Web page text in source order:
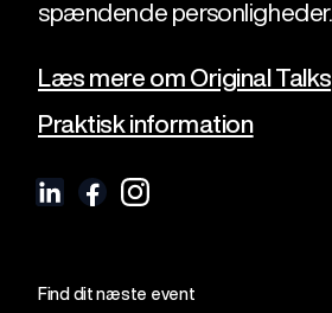
spændende personligheder.
Læs mere om Original Talks
Praktisk information
Find dit næste event